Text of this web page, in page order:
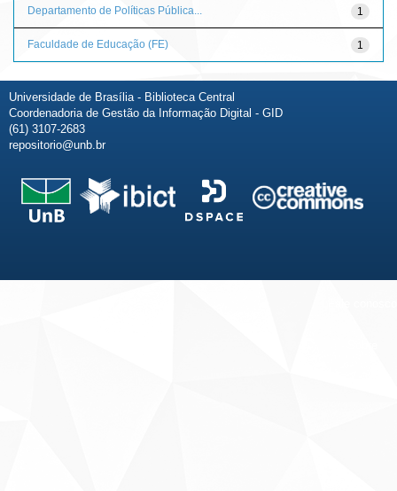
1
Departamento de Políticas Pública...
1
Faculdade de Educação (FE)
Universidade de Brasília - Biblioteca Central
Coordenadoria de Gestão da Informação Digital - GID
(61) 3107-2683
repositorio@unb.br